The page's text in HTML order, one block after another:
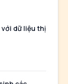
với dữ liệu thị